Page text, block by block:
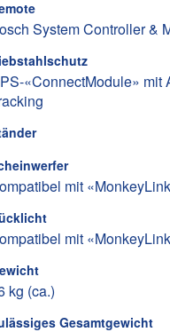
System Controller &
«ConnectModule» mit
mit
mit
kg (ca.)
Gesamtgewicht